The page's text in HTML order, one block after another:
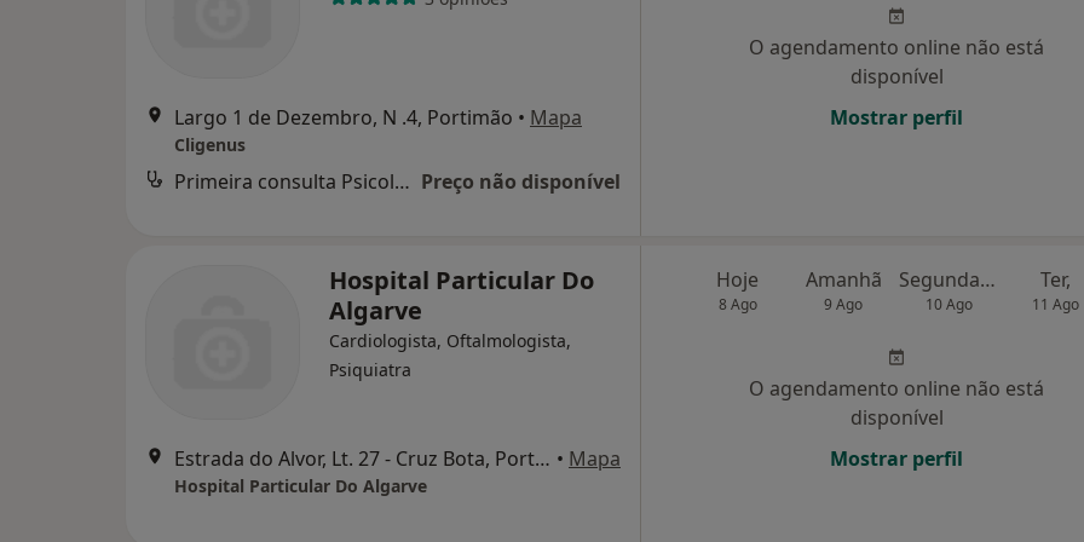
Largo 1 de Dezembro, N .4, Portimão • Mapa
Cligenus
Primeira consulta Psicologia Preço não disponível
O agendamento online não está
disponível
Mostrar perfil
Hospital Particular Do
Algarve
Cardiologista, Oftalmologista,
Psiquiatra
Estrada do Alvor, Lt. 27 - Cruz Bota, Portimão • Mapa
Hospital Particular Do Algarve
Hoje
8 Ago
Amanhã
9 Ago
Segunda-feira
10 Ago
Ter,
11 Ago
O agendamento online não está
disponível
Mostrar perfil